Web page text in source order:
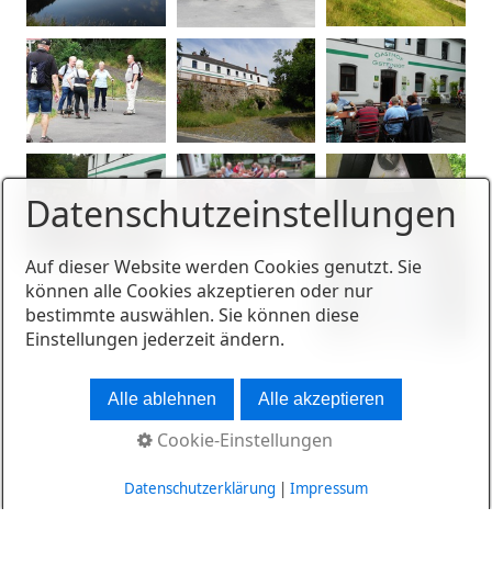
Datenschutzeinstellungen
Auf dieser Website werden Cookies genutzt. Sie
können alle Cookies akzeptieren oder nur
bestimmte auswählen. Sie können diese
Einstellungen jederzeit ändern.
Alle ablehnen Alle akzeptieren
Cookie-Einstellungen
Datenschutzerklärung | Impressum